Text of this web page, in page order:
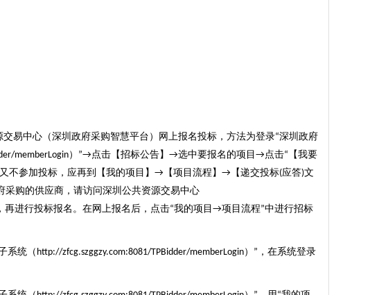
易中心（深圳政府采购智慧平台）网上报名投标，方法为登录“深圳政府
memberLogin） ”→点击【招标公告】 →选中要报名的项目 →点击“ 【我要
不参加投标，应再到【我的项目】 → 【项目流程】 → 【递交投标(应答)文
采购的供应商，请访问深圳公共资源交易中心
再进行投标报名。在网上报名后，点击“我的项目 →项目流程”中进行招标
系统（ http://zfcg.szggzy.com:8081/TPBidder/memberLogin） ” ，在系统登录